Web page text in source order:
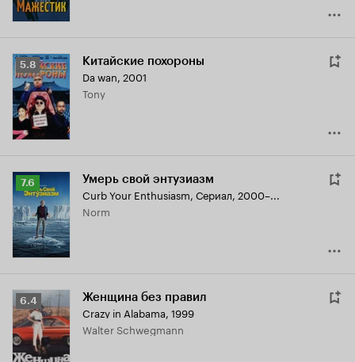
Рейтинг
Кинопоиска
5.8
5.8 Китайские похороны
Da wan, 2001
Tony
Рейтинг
Кинопоиска
7.6
7.6 Умерь свой энтузиазм
Curb Your Enthusiasm, Сериал, 2000–...
Norm
Рейтинг
Кинопоиска
6.4
6.4 Женщина без правил
Crazy in Alabama, 1999
Walter Schwegmann